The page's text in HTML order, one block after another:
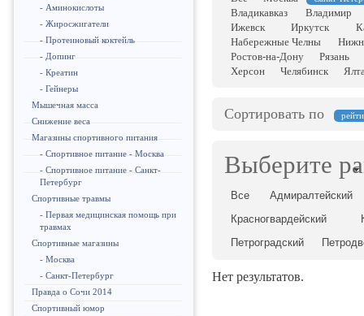
- Аминокислоты
- Жиросжигатели
- Протеиновый коктейль
- Допинг
- Креатин
- Гейнеры
Мышечная масса
Снижение веса
Магазины спортивного питания
- Спортивное питание - Москва
- Спортивное питание - Санкт-
Петербург
Спортивные травмы
- Первая медицинская помощь при
травмах
Спортивные магазины
- Москва
- Санкт-Петербург
Правда о Сочи 2014
Спортивный юмор
Владикавказ
Владимир
Ижевск
Иркутск
Набережные Челны
Ростов-на-Дону
Рязань
Херсон
Челябинск
Сортировать по
Выберите
Все
Адмиралтейский
Красногвардейский
Петроградский
Нет результатов.